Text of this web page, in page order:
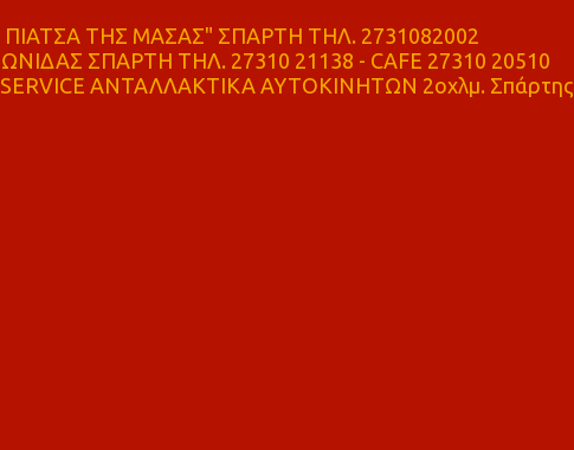
ΤΗΣ ΜΑΣΑΣ" ΣΠΑΡΤΗ ΤΗΛ. 2731082002
ΣΠΑΡΤΗ ΤΗΛ. 27310 21138 - CAFE 27310 20510
ΑΝΤΑΛΛΑΚΤΙΚΑ ΑΥΤΟΚΙΝΗΤΩΝ 2οχλμ. Σπάρτης